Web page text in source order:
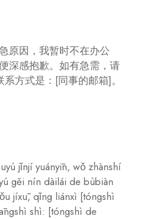
原因，我暂时不在办公
深感抱歉。如有急需，请
方式是：[同事的邮箱]。
jǐnjí yuányīn, wǒ zhànshí
gěi nín dàilái de bùbiàn
jíxū, qǐng liánxì [tóngshì
shì: [tóngshì de